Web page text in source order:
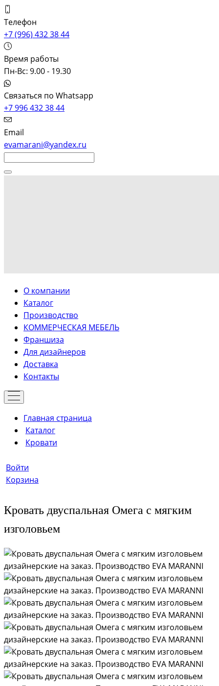
Телефон
+7 (996) 432 38 44
Время работы
Пн-Вс: 9.00 - 19.30
Связаться по Whatsapp
+7 996 432 38 44
Email
evamarani@yandex.ru
О компании
Каталог
Производство
КОММЕРЧЕСКАЯ МЕБЕЛЬ
Франшиза
Для дизайнеров
Доставка
Контакты
Главная страница
Каталог
Кровати
Войти
Корзина
Кровать двуспальная Омега с мягким
изголовьем